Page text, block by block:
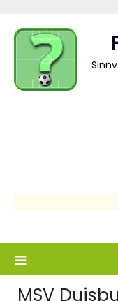
content
MSV